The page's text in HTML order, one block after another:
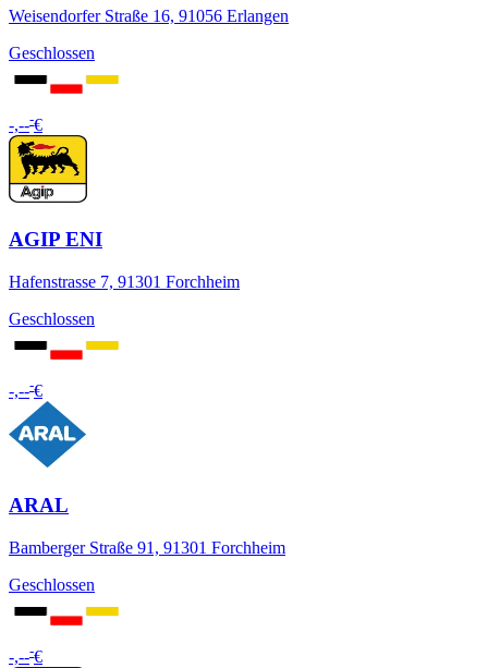
Weisendorfer Straße 16, 91056 Erlangen
Geschlossen
-,---€
AGIP ENI
Hafenstrasse 7, 91301 Forchheim
Geschlossen
-,---€
ARAL
Bamberger Straße 91, 91301 Forchheim
Geschlossen
-,---€